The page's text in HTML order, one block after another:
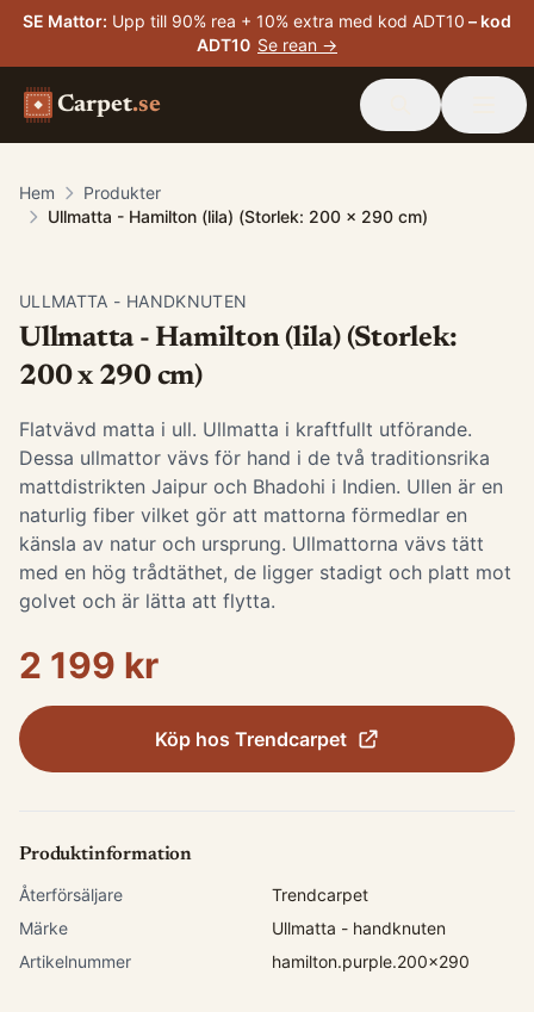
SE Mattor: Upp till 90% rea + 10% extra med kod ADT10 – kod
ADT10 Se rean →
Carpet.se
Hem
Produkter
Ullmatta - Hamilton (lila) (Storlek: 200 x 290 cm)
ULLMATTA - HANDKNUTEN
Ullmatta - Hamilton (lila) (Storlek:
200 x 290 cm)
Flatvävd matta i ull. Ullmatta i kraftfullt utförande.
Dessa ullmattor vävs för hand i de två traditionsrika
mattdistrikten Jaipur och Bhadohi i Indien. Ullen är en
naturlig fiber vilket gör att mattorna förmedlar en
känsla av natur och ursprung. Ullmattorna vävs tätt
med en hög trådtäthet, de ligger stadigt och platt mot
golvet och är lätta att flytta.
2 199 kr
Köp hos Trendcarpet
Produktinformation
Återförsäljare
Trendcarpet
Märke
Ullmatta - handknuten
Artikelnummer
hamilton.purple.200x290